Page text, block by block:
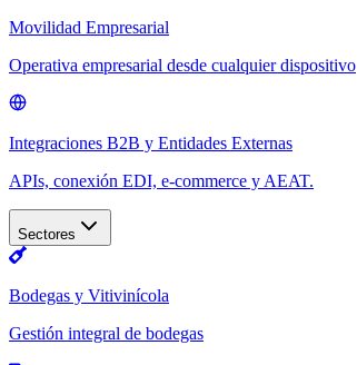
Movilidad Empresarial
Operativa empresarial desde cualquier dispositivo
Integraciones B2B y Entidades Externas
APIs, conexión EDI, e-commerce y AEAT.
Sectores
Bodegas y Vitivinícola
Gestión integral de bodegas